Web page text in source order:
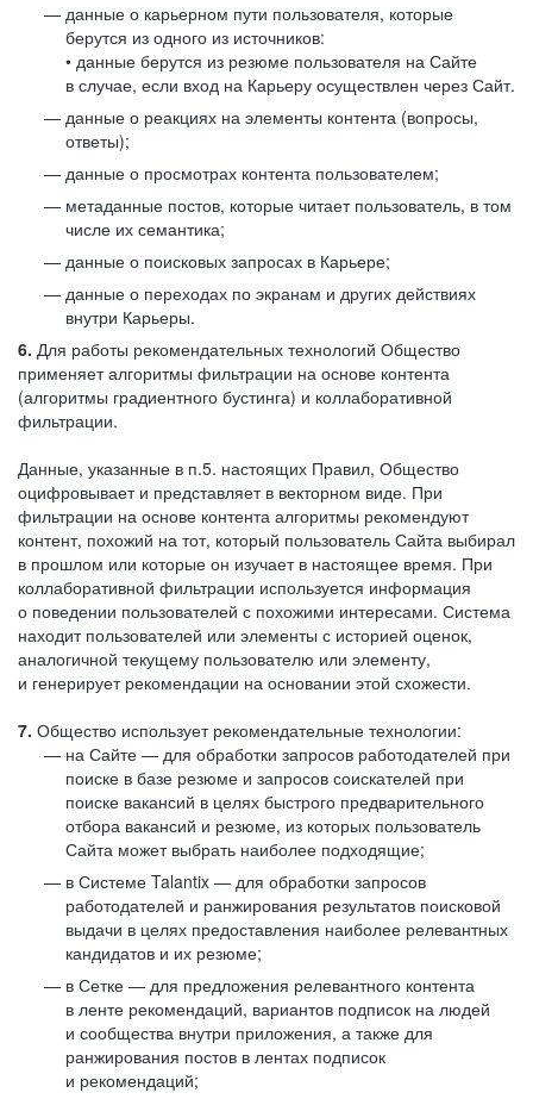
данные о карьерном пути пользователя, которые
берутся из одного из источников:
• данные берутся из резюме пользователя на Сайте
в случае, если вход на Карьеру осуществлен через Сайт.
данные о реакциях на элементы контента (вопросы,
ответы);
данные о просмотрах контента пользователем;
метаданные постов, которые читает пользователь, в том
числе их семантика;
данные о поисковых запросах в Карьере;
данные о переходах по экранам и других действиях
внутри Карьеры.
6. Для работы рекомендательных технологий Общество
применяет алгоритмы фильтрации на основе контента
(алгоритмы градиентного бустинга) и коллаборативной
фильтрации.
Данные, указанные в п.5. настоящих Правил, Общество
оцифровывает и представляет в векторном виде. При
фильтрации на основе контента алгоритмы рекомендуют
контент, похожий на тот, который пользователь Сайта выбирал
в прошлом или которые он изучает в настоящее время. При
коллаборативной фильтрации используется информация
о поведении пользователей с похожими интересами. Система
находит пользователей или элементы с историей оценок,
аналогичной текущему пользователю или элементу,
и генерирует рекомендации на основании этой схожести.
7. Общество использует рекомендательные технологии:
на Сайте — для обработки запросов работодателей при
поиске в базе резюме и запросов соискателей при
поиске вакансий в целях быстрого предварительного
отбора вакансий и резюме, из которых пользователь
Сайта может выбрать наиболее подходящие;
в Системе Talantix — для обработки запросов
работодателей и ранжирования результатов поисковой
выдачи в целях предоставления наиболее релевантных
кандидатов и их резюме;
в Сетке — для предложения релевантного контента
в ленте рекомендаций, вариантов подписок на людей
и сообщества внутри приложения, а также для
ранжирования постов в лентах подписок
и рекомендаций;